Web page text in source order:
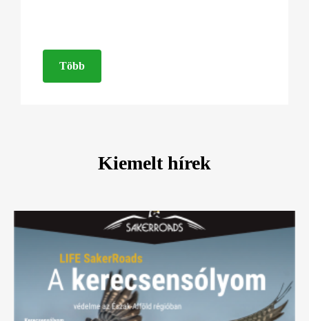
Több
Kiemelt hírek